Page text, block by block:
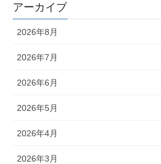
アーカイブ
2026年8月
2026年7月
2026年6月
2026年5月
2026年4月
2026年3月